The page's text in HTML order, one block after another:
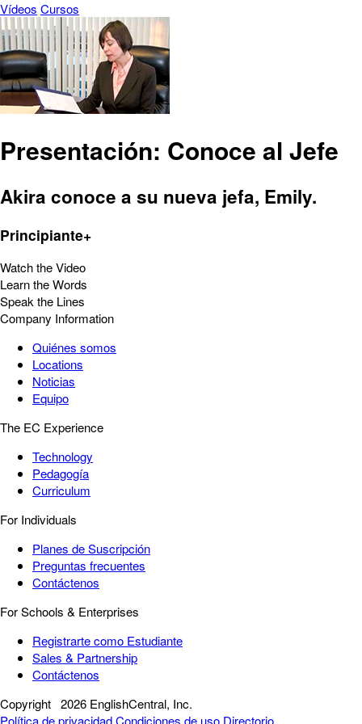
Vídeos Cursos
Presentación: Conoce al Jefe
Akira conoce a su nueva jefa, Emily.
Principiante+
Watch the Video
Learn the Words
Speak the Lines
Company Information
Quiénes somos
Locations
Noticias
Equipo
The EC Experience
Technology
Pedagogía
Curriculum
For Individuals
Planes de Suscripción
Preguntas frecuentes
Contáctenos
For Schools & Enterprises
Registrarte como Estudiante
Sales & Partnership
Contáctenos
Copyright 2026 EnglishCentral, Inc.